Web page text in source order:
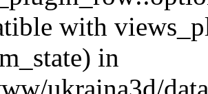
with
in